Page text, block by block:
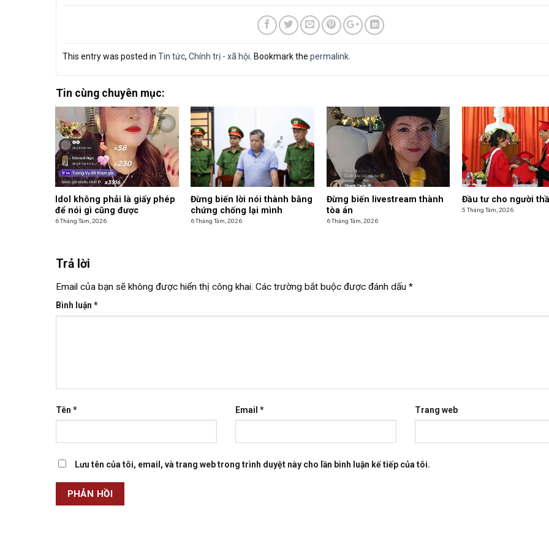
This entry was posted in Tin tức, Chính trị - xã hội . Bookmark the permalink.
Tin cùng chuyên mục:
Idol không phải là giấy phép
để nói gì cũng được
6 Tháng Tám, 2026
Đừng biến lời nói thành bằng
chứng chống lại mình
6 Tháng Tám, 2026
Đừng biến livestream thành
tòa án
6 Tháng Tám, 2026
Đầu tư cho người
5 Tháng Tám, 2026
Trả lời
Email của bạn sẽ không được hiển thị công khai. Các trường bắt buộc được đánh dấu *
Bình luận *
Tên * Email * Trang web
Lưu tên của tôi, email, và trang web trong trình duyệt này cho lần bình luận kế tiếp của tôi.